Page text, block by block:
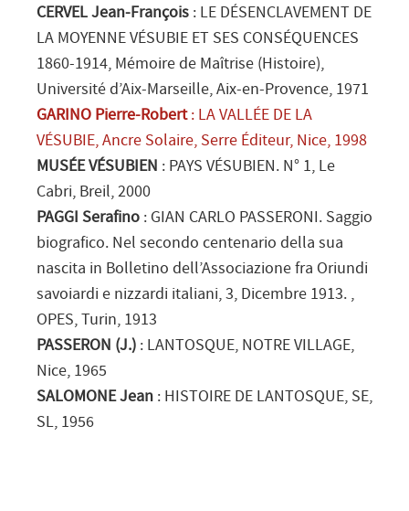
CERVEL Jean-François : LE DÉSENCLAVEMENT DE
LA MOYENNE VÉSUBIE ET SES CONSÉQUENCES
1860-1914, Mémoire de Maîtrise (Histoire),
Université d’Aix-Marseille, Aix-en-Provence, 1971
GARINO Pierre-Robert: LA VALLÉE DE LA
VÉSUBIE, Ancre Solaire, Serre Éditeur, Nice, 1998
MUSÉE VÉSUBIEN : PAYS VÉSUBIEN. N° 1, Le
Cabri, Breil, 2000
PAGGI Serafino : GIAN CARLO PASSERONI. Saggio
biografico. Nel secondo centenario della sua
nascita in Bolletino dell’Associazione fra Oriundi
savoiardi e nizzardi italiani, 3, Dicembre 1913. ,
OPES, Turin, 1913
PASSERON (J.) : LANTOSQUE, NOTRE VILLAGE,
Nice, 1965
SALOMONE Jean : HISTOIRE DE LANTOSQUE, SE,
SL, 1956